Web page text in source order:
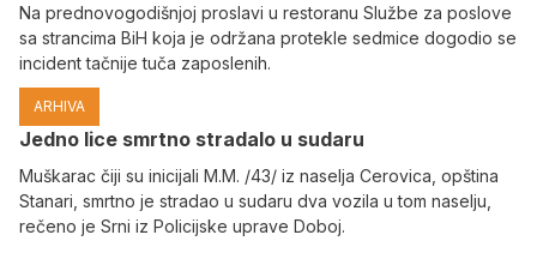
Na prednovogodišnjoj proslavi u restoranu Službe za poslove
sa strancima BiH koja je održana protekle sedmice dogodio se
incident tačnije tuča zaposlenih.
ARHIVA
Јedno lice smrtno stradalo u sudaru
Muškarac čiji su inicijali M.M. /43/ iz naselja Cerovica, opština
Stanari, smrtno je stradao u sudaru dva vozila u tom naselju,
rečeno je Srni iz Policijske uprave Doboj.